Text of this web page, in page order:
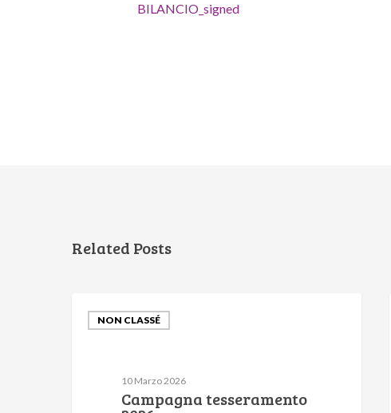
BILANCIO_signed
Related Posts
NON CLASSÉ
10 Marzo 2026
Campagna tesseramento